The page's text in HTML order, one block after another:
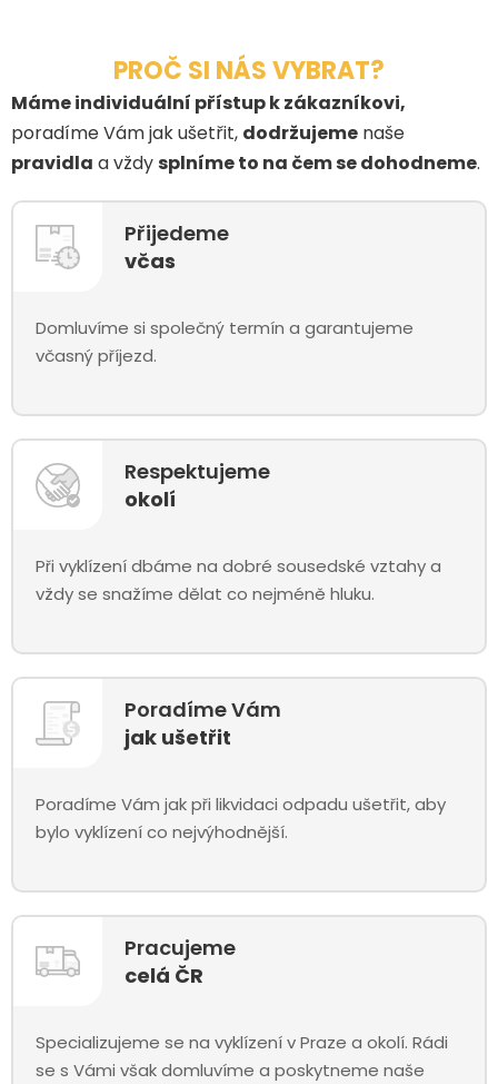
PROČ SI NÁS VYBRAT?
Máme individuální přístup k zákazníkovi,
poradíme Vám jak ušetřit, dodržujeme naše
pravidla a vždy splníme to na čem se dohodneme.
Přijedeme
včas
Domluvíme si společný termín a garantujeme
včasný příjezd.
Respektujeme
okolí
Při vyklízení dbáme na dobré sousedské vztahy a
vždy se snažíme dělat co nejméně hluku.
Poradíme Vám
jak ušetřit
Poradíme Vám jak při likvidaci odpadu ušetřit, aby
bylo vyklízení co nejvýhodnější.
Pracujeme
celá ČR
Specializujeme se na vyklízení v Praze a okolí. Rádi
se s Vámi však domluvíme a poskytneme naše